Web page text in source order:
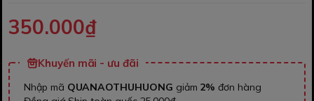
350.000₫
Khuyến mãi - ưu đãi
Nhập mã QUANAOTHUHUONG giảm 2% đơn hàng